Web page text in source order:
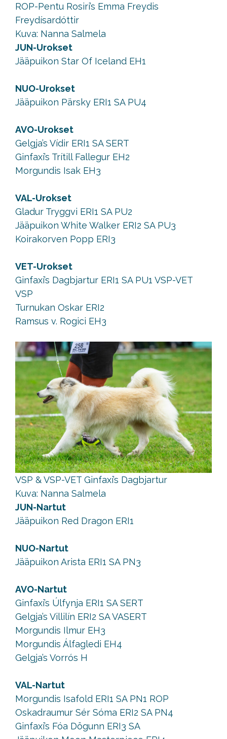
ROP-Pentu Rosiri’s Emma Freydis
Freydísardóttir
Kuva: Nanna Salmela
JUN-Urokset
Jääpuikon Star Of Iceland EH1
NUO-Urokset
Jääpuikon Pärsky ERI1 SA PU4
AVO-Urokset
Gelgja’s Vídir ERI1 SA SERT
Ginfaxi’s Trítill Fallegur EH2
Morgundis Isak EH3
VAL-Urokset
Gladur Tryggvi ERI1 SA PU2
Jääpuikon White Walker ERI2 SA PU3
Koirakorven Popp ERI3
VET-Urokset
Ginfaxi’s Dagbjartur ERI1 SA PU1 VSP-VET
VSP
Turnukan Oskar ERI2
Ramsus v. Rogici EH3
VSP & VSP-VET Ginfaxi’s Dagbjartur
Kuva: Nanna Salmela
JUN-Nartut
Jääpuikon Red Dragon ERI1
NUO-Nartut
Jääpuikon Arista ERI1 SA PN3
AVO-Nartut
Ginfaxi’s Úlfynja ERI1 SA SERT
Gelgja’s Villilín ERI2 SA VASERT
Morgundis Ilmur EH3
Morgundis Álfagledi EH4
Gelgja’s Vorrós H
VAL-Nartut
Morgundis Isafold ERI1 SA PN1 ROP
Oskadraumur Sér Sóma ERI2 SA PN4
Ginfaxi’s Fóa Dögunn ERI3 SA